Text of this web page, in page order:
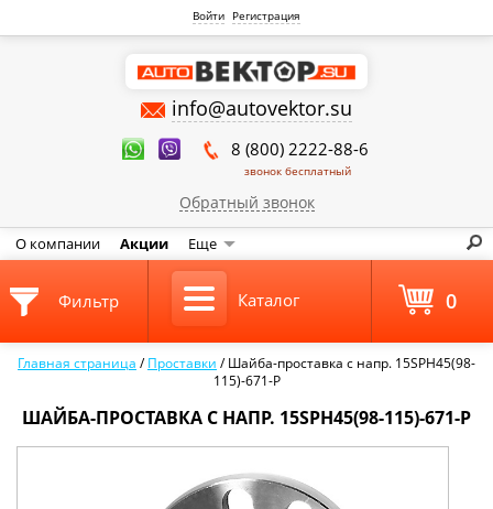
Войти Регистрация
info@autovektor.su
8 (800) 2222-88-6
звонок бесплатный
Обратный звонок
О компании Акции Еще
Главная страница /Проставки /Шайба-проставка с напр. 15SPH45(98-
115)-671-P
ШАЙБА-ПРОСТАВКА С НАПР. 15SPH45(98-115)-671-P
Фильтр Каталог 0